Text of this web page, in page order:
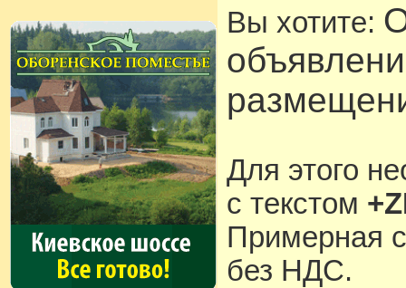
Вы хотите:
Для этого
с текстом
Примерная
без НДС.